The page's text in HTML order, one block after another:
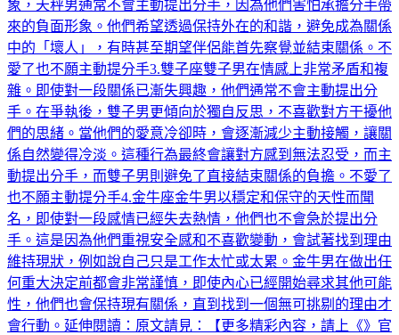
象，天秤男通常不會主動提出分手，因為他們害怕承擔分手帶
來的負面形象。他們希望透過保持外在的和諧，避免成為關係
中的「壞人」，有時甚至期望伴侶能首先察覺並結束關係。不
愛了也不願主動提分手3.雙子座雙子男在情感上非常矛盾和複
雜。即使對一段關係已漸失興趣，他們通常不會主動提出分
手。在爭執後，雙子男更傾向於獨自反思，不喜歡對方干擾他
們的思緒。當他們的愛意冷卻時，會逐漸減少主動接觸，讓關
係自然變得冷淡。這種行為最終會讓對方感到無法忍受，而主
動提出分手，而雙子男則避免了直接結束關係的負擔。不愛了
也不願主動提分手4.金牛座金牛男以穩定和保守的天性而聞
名，即使對一段感情已經失去熱情，他們也不會急於提出分
手。這是因為他們重視安全感和不喜歡變動，會試著找到理由
維持現狀，例如說自己只是工作太忙或太累。金牛男在做出任
何重大決定前都會非常謹慎，即使內心已經開始尋求其他可能
性，他們也會保持現有關係，直到找到一個無可挑剔的理由才
會行動。延伸閱讀：原文請見：【更多精彩內容，請上《》官